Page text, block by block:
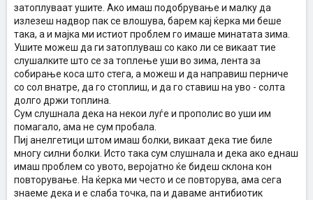
затоплуваат ушите. Ако имаш подобрување и малку да
излезеш надвор пак се влошува, барем кај ќерка ми беше
така, а и мајка ми истиот проблем го имаше минатата зима.
Ушите можеш да ги затоплуваш со како ли се викаат тие
слушалките што се за топлење уши во зима, лента за
собирање коса што стега, а можеш и да направиш перниче
со сол внатре, да го стоплиш, и да го ставиш на уво - солта
долго држи топлина.
Сум слушнала дека на некои луѓе и прополис во уши им
помагало, ама не сум пробала.
Пиј анелгетици штом имаш болки, викаат дека тие биле
многу силни болки. Исто така сум слушнала и дека ако еднаш
имаш проблем со увото, веројатно ќе бидеш склона кон
повторување. На ќерка ми често и се повторува, ама сега
знаеме дека и е слаба точка, па и даваме антибиотик